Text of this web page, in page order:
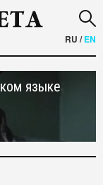
RU /EN
языке